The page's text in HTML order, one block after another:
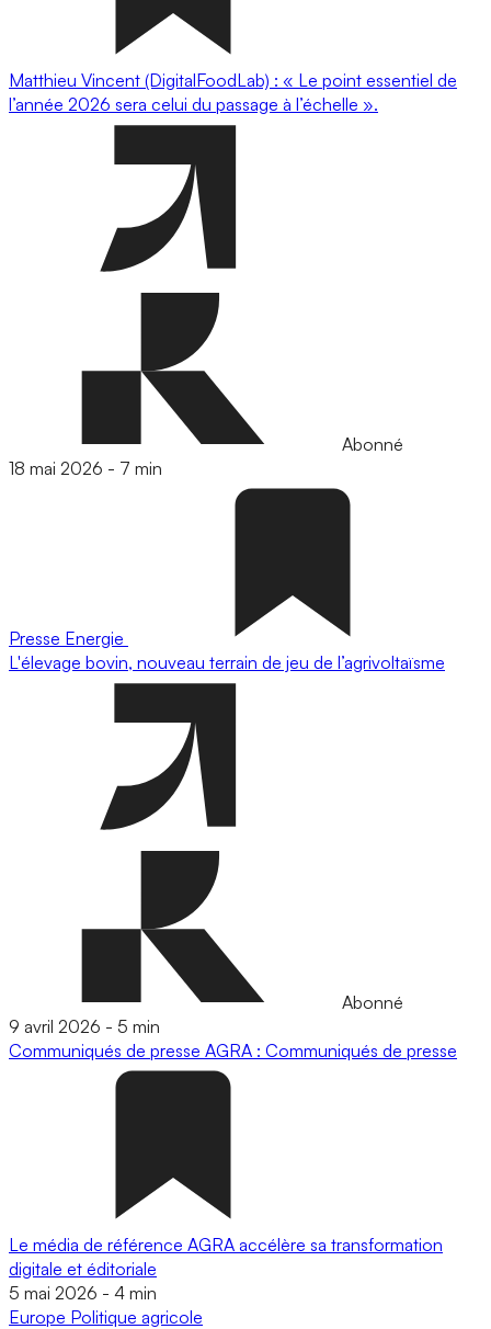
Matthieu Vincent (DigitalFoodLab) : « Le point essentiel de
l’année 2026 sera celui du passage à l’échelle ».
Abonné
18 mai 2026 - 7 min
Presse Energie
L'élevage bovin, nouveau terrain de jeu de l’agrivoltaïsme
Abonné
9 avril 2026 - 5 min
Communiqués de presse AGRA : Communiqués de presse
Le média de référence AGRA accélère sa transformation
digitale et éditoriale
5 mai 2026 - 4 min
Europe Politique agricole